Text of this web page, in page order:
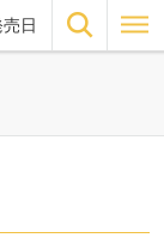
日